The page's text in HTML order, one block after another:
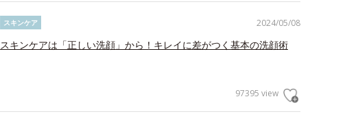
2024/05/08
スキンケア
スキンケアは「正しい洗顔」から！キレイに差がつく基本の洗顔術
97395 view